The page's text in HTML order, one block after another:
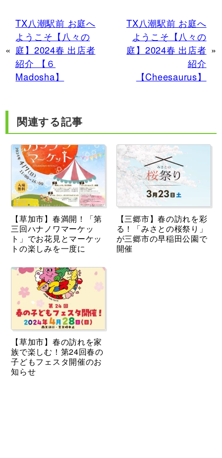
«
TX八潮駅前 お庭へ
ようこそ【八々の
庭】2024春 出店者
紹介 【６
Madosha】
TX八潮駅前 お庭へ
ようこそ【八々の
庭】2024春 出店者
紹介
【Cheesaurus】
»
関連する記事
【草加市】春満開！「第
三回ハナノワマーケッ
ト」でお花見とマーケッ
トの楽しみを一度に
【三郷市】春の訪れを彩
る！「みさとの桜祭り」
が三郷市の早稲田公園で
開催
【草加市】春の訪れを家
族で楽しむ！第24回春の
子どもフェスタ開催のお
知らせ